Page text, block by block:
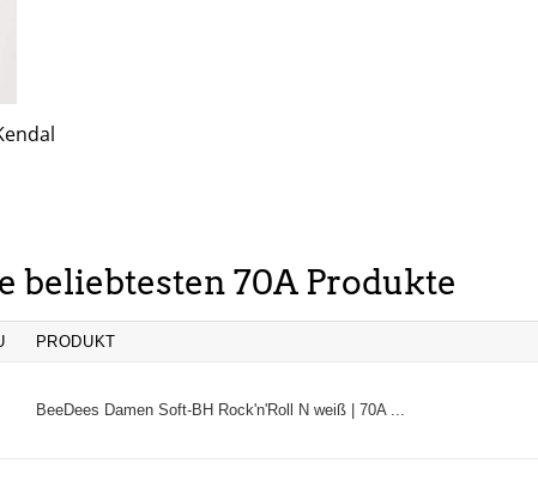
beliebtesten 70A Produkte
PRODUKT
BeeDees Damen Soft-BH Rock'n'Roll N weiß | 70A ...